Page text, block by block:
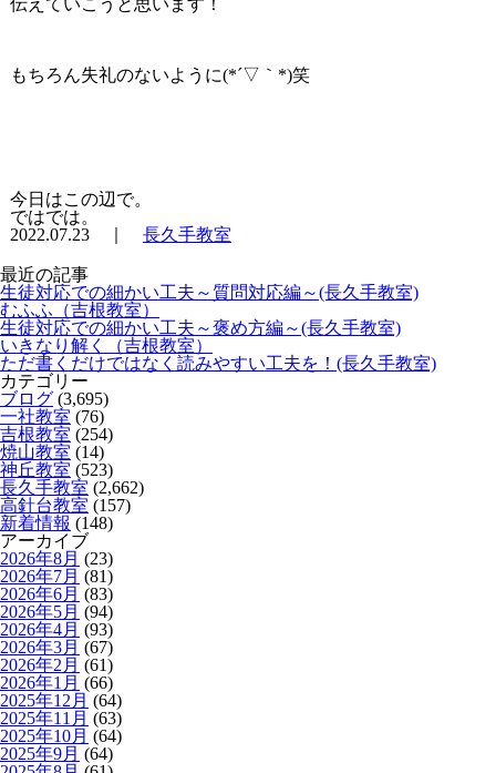
伝えていこうと思います！
もちろん失礼のないように(*´▽｀*)笑
今日はこの辺で。
ではでは。
2022.07.23 ｜ 長久手教室
最近の記事
生徒対応での細かい工夫～質問対応編～(長久手教室)
むふふ（吉根教室）
生徒対応での細かい工夫～褒め方編～(長久手教室)
いきなり解く（吉根教室）
ただ書くだけではなく読みやすい工夫を！(長久手教室)
カテゴリー
ブログ (3,695)
一社教室 (76)
吉根教室 (254)
焼山教室 (14)
神丘教室 (523)
長久手教室 (2,662)
高針台教室 (157)
新着情報 (148)
アーカイブ
2026年8月 (23)
2026年7月 (81)
2026年6月 (83)
2026年5月 (94)
2026年4月 (93)
2026年3月 (67)
2026年2月 (61)
2026年1月 (66)
2025年12月 (64)
2025年11月 (63)
2025年10月 (64)
2025年9月 (64)